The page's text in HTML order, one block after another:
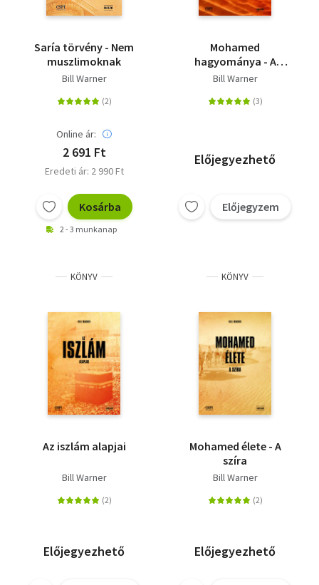
Vallás
Saría törvény - Nem
muszlimoknak
Bill Warner
Online ár:
2 691 Ft
Eredeti ár: 2 990 Ft
Kosárba
2 - 3 munkanap
Mohamed
hagyománya - A
hadísz
Bill Warner
Előjegyezhető
Előjegyzem
KÖNYV
Az iszlám alapjai
Bill Warner
Előjegyezhető
KÖNYV
Mohamed élete - A
szíra
Bill Warner
Előjegyezhető